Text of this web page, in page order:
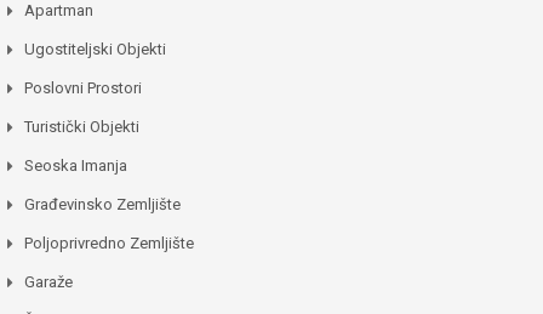
Apartman
Ugostiteljski Objekti
Poslovni Prostori
Turistički Objekti
Seoska Imanja
Građevinsko Zemljište
Poljoprivredno Zemljište
Garaže